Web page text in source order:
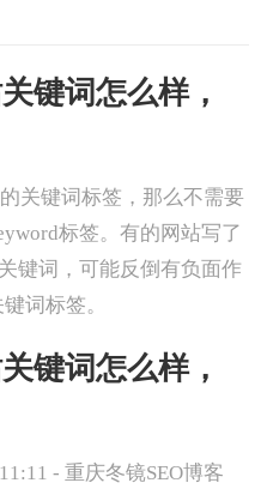
键词怎么样，
关键词标签，那么不需要
标签。有的网站写了
键词，可能反倒有负面作
词标签。
键词怎么样，
- 重庆冬镜SEO博客